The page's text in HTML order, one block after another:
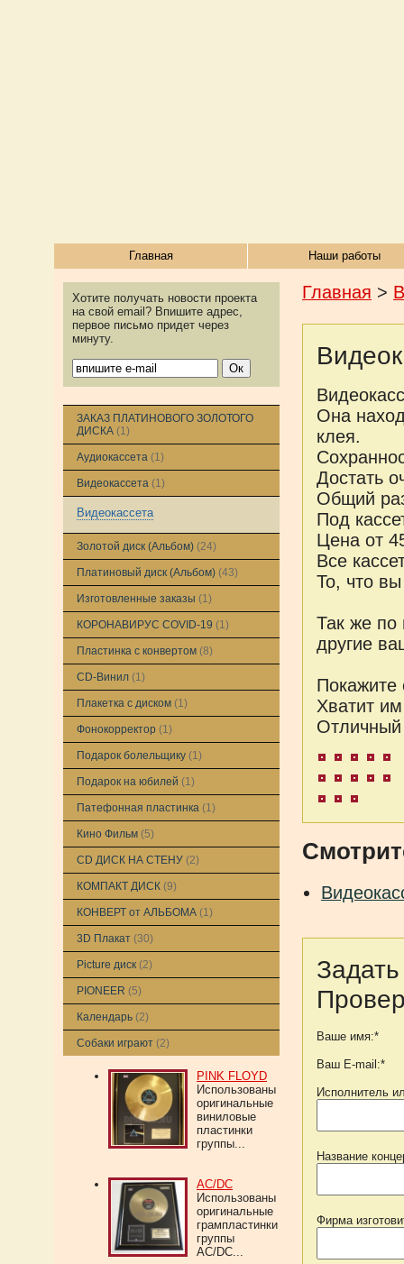
Главная Наши работы
Хотите получать новости проекта
на свой email? Впишите адрес,
первое письмо придет через
минуту.
ЗАКАЗ ПЛАТИНОВОГО ЗОЛОТОГО
ДИСКА (1)
Аудиокассета (1)
Видеокассета (1)
Видеокассета
Золотой диск (Альбом) (24)
Платиновый диск (Альбом) (43)
Изготовленные заказы (1)
КОРОНАВИРУС COVID-19 (1)
Пластинка с конвертом (8)
CD-Винил (1)
Плакетка с диском (1)
Фонокорректор (1)
Подарок болельщику (1)
Подарок на юбилей (1)
Патефонная пластинка (1)
Кино Фильм (5)
CD ДИСК НА СТЕНУ (2)
КОМПАКТ ДИСК (9)
КОНВЕРТ от АЛЬБОМА (1)
3D Плакат (30)
Picture диск (2)
PIONEER (5)
Календарь (2)
Собаки играют (2)
PINK FLOYD
Использованы
оригинальные
виниловые
пластинки
группы...
AC/DC
Использованы
оригинальные
грампластинки
группы
AC/DC...
Главная >
Она
клея.
Достать
Общий
Под
Цена от
Все
То, что
Так же по
другие
Покажите
Хватит
Ваше имя:*
Ваш E-mail:*
Исполнитель
Название
Фирма